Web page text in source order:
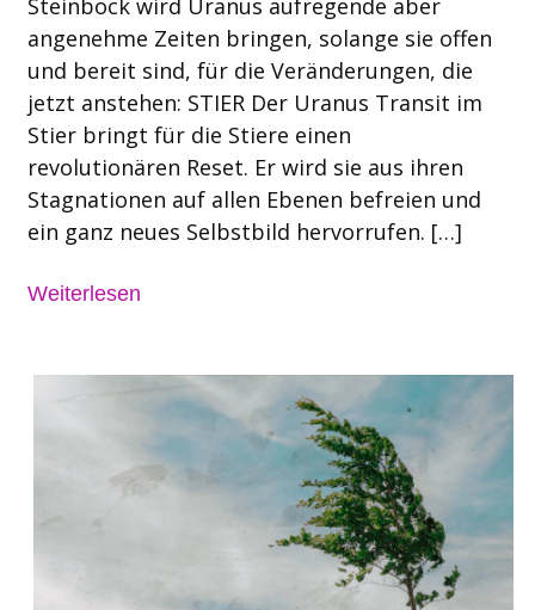
Steinbock wird Uranus aufregende aber
angenehme Zeiten bringen, solange sie offen
und bereit sind, für die Veränderungen, die
jetzt anstehen: STIER Der Uranus Transit im
Stier bringt für die Stiere einen
revolutionären Reset. Er wird sie aus ihren
Stagnationen auf allen Ebenen befreien und
ein ganz neues Selbstbild hervorrufen. […]
Weiterlesen